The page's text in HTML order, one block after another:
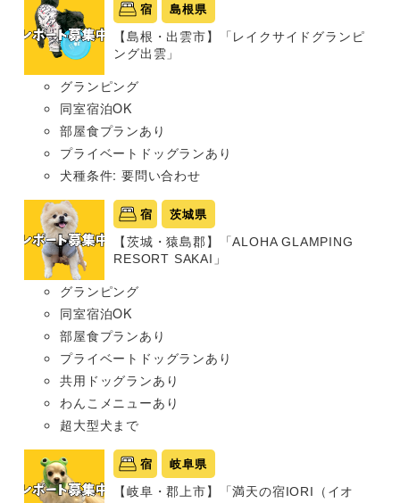
宿 島根県
【島根・出雲市】「レイクサイドグランピ
ング出雲」
グランピング
同室宿泊OK
部屋食プランあり
プライベートドッグランあり
犬種条件: 要問い合わせ
宿 茨城県
【茨城・猿島郡】「ALOHA GLAMPING
RESORT SAKAI」
グランピング
同室宿泊OK
部屋食プランあり
プライベートドッグランあり
共用ドッグランあり
わんこメニューあり
超大型犬まで
宿 岐阜県
【岐阜・郡上市】「満天の宿IORI（イオ